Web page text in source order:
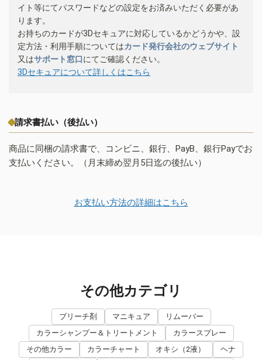
イト等にてパスワードなどの設定をお済みいただく必要があ
ります。
お持ちのカードが3Dセキュアに対応しているかどうかや、設
定方法・利用手順についてはカード発行会社のウェブサイト
又はサポート窓口にてご確認ください。
3Dセキュアについて詳しくはこちら
請求書払い（後払い）
商品に同梱の請求書で、コンビニ、銀行、PayB、銀行Payでお
支払いください。（月末締め翌月5日迄の後払い）
お支払い方法の詳細はこちら
その他カテゴリ
ブリーチ剤 マニキュア
リムーバー
カラーシャンプー＆トリートメント
カラースプレー
その他カラー
カラーチャート オキシ（2液）
ヘナ